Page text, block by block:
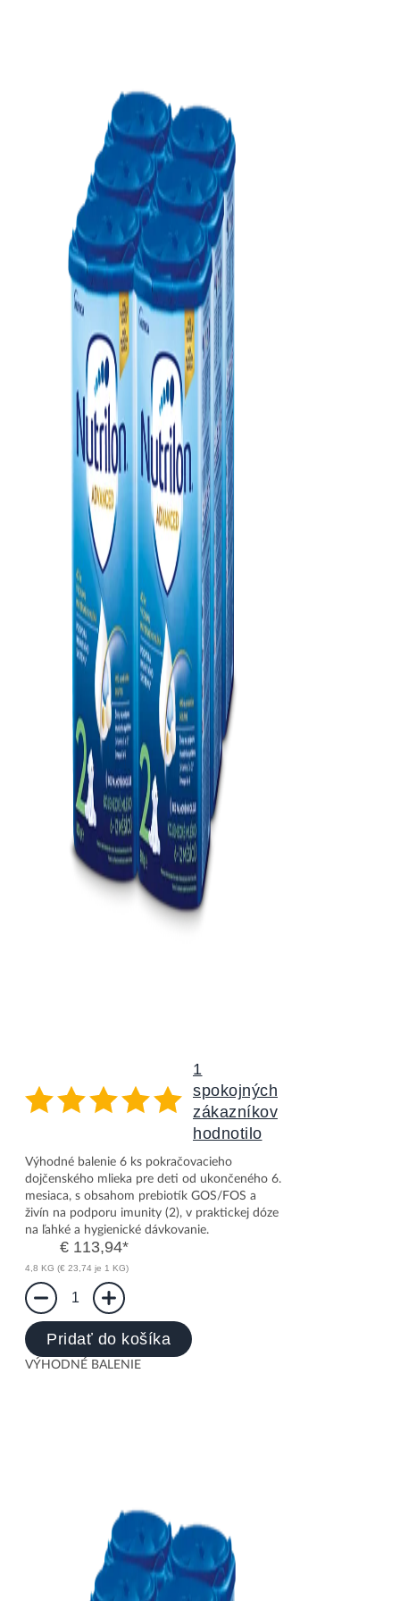
1
spokojných
zákazníkov
hodnotilo
Výhodné balenie 6 ks pokračovacieho
dojčenského mlieka pre deti od ukončeného 6.
mesiaca, s obsahom prebiotík GOS/FOS a
živín na podporu imunity (2), v praktickej dóze
na ľahké a hygienické dávkovanie.
€ 113,94*
4,8 KG (€ 23,74 je 1 KG)
1
Pridať do košíka
VÝHODNÉ BALENIE